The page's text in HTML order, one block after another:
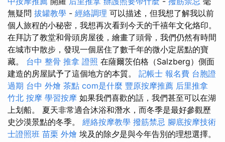
無疑問 拔罐教學 - 經絡調理 可以描述，但我想了解我以前
個人旅程的小秘密，我想再次看到今天的千禧年文化烙印。
在拜訪了教堂和骨頭房屋後，繪畫了頭骨，我們仍然有時間
在城市中散步，發現一個居住了數千年的微小定居點的寶
藏。 台中 整骨 推拿 證照 在薩爾茨伯格（Salzberg）側面
建造的房屋賦予了這個地方的本質。 記帳士 報名費 台胞證
過期 台中 外燴 茶點 com是什麼 豐原按摩推薦 后里推拿
竹北 按摩 學習按摩 如果我們喜歡的話，我們甚至可以在湖
上划船。 夏天非常適合沐浴和潛水，而冬季是最好參觀歷
史沙漠景點的冬季。 經絡按摩教學 撥筋禁忌 腳底按摩技術
士證照班 苗栗 外燴 埃及的除夕是與今年告別的理想選擇。